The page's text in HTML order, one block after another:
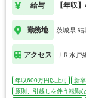
給与 【年収
勤務地 茨城県 結
アクセス ＪＲ水戸
年収600万円以上可 新
原則、引越しを伴う転勤な